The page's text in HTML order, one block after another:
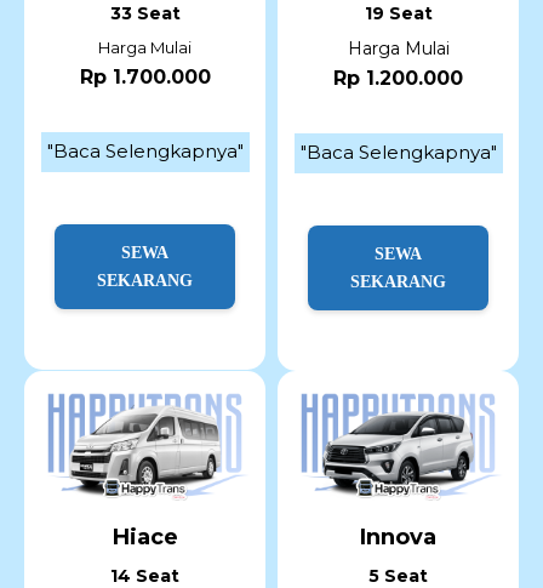
33 Seat
Harga Mulai
Rp 1.700.000
"Baca Selengkapnya"
SEWA
SEKARANG
19 Seat
Harga Mulai
Rp 1.200.000
"Baca Selengkapnya"
SEWA
SEKARANG
Hiace
14 Seat
Innova
5 Seat